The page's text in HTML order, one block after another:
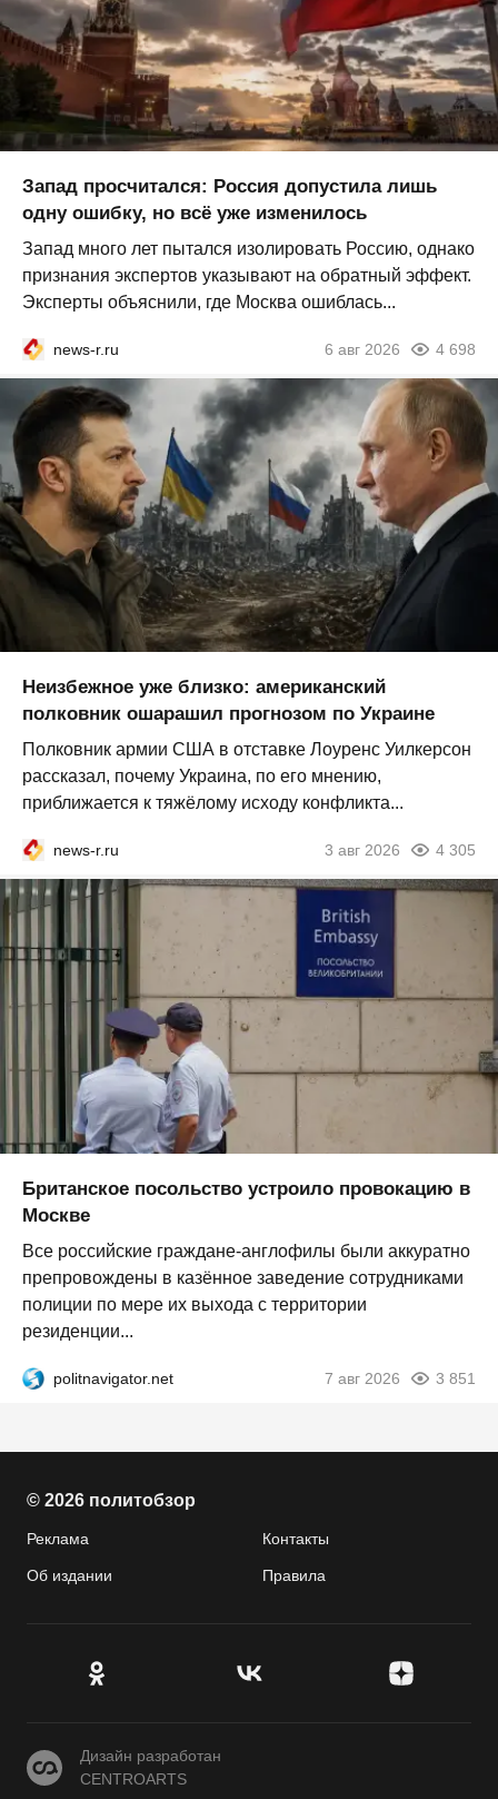
Запад просчитался: Россия допустила лишь
одну ошибку, но всё уже изменилось
Запад много лет пытался изолировать Россию, однако
признания экспертов указывают на обратный эффект.
Эксперты объяснили, где Москва ошиблась...
news-r.ru 6 авг 2026 4 698
Неизбежное уже близко: американский
полковник ошарашил прогнозом по Украине
Полковник армии США в отставке Лоуренс Уилкерсон
рассказал, почему Украина, по его мнению,
приближается к тяжёлому исходу конфликта...
news-r.ru 3 авг 2026 4 305
Британское посольство устроило провокацию в
Москве
Все российские граждане-англофилы были аккуратно
препровождены в казённое заведение сотрудниками
полиции по мере их выхода с территории
резиденции...
politnavigator.net 7 авг 2026 3 851
© 2026 политобзор
Реклама Контакты
Об издании Правила
CENTROARTS